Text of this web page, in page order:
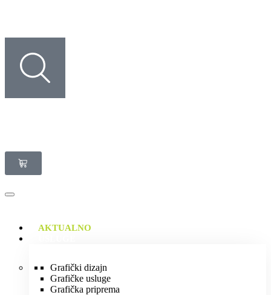
0
AKTUALNO
Grafički dizajn
Grafičke usluge
Grafička priprema